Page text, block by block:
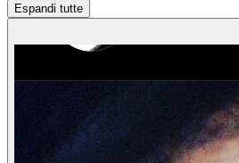
Espandi tutte